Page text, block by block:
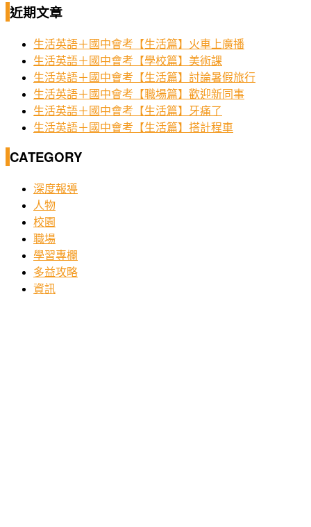
近期文章
生活英語＋國中會考【生活篇】火車上廣播
生活英語＋國中會考【學校篇】美術課
生活英語＋國中會考【生活篇】討論暑假旅行
生活英語＋國中會考【職場篇】歡迎新同事
生活英語＋國中會考【生活篇】牙痛了
生活英語＋國中會考【生活篇】搭計程車
CATEGORY
深度報導
人物
校園
職場
學習專欄
多益攻略
資訊